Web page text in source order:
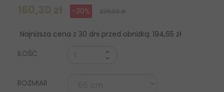
-30% 229,00 zł
Najniższa cena z 30 dni przed obniżką: 194,65 zł
ILOŚĆ
ROZMIAR